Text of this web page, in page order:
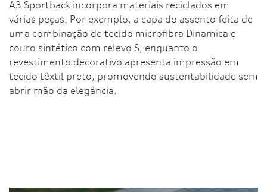
A3 Sportback incorpora materiais reciclados em
várias peças. Por exemplo, a capa do assento feita de
uma combinação de tecido microfibra Dinamica e
couro sintético com relevo S, enquanto o
revestimento decorativo apresenta impressão em
tecido têxtil preto, promovendo sustentabilidade sem
abrir mão da elegância.